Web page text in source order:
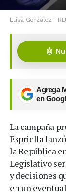
Luisa Gonzalez -
🤖
Agrega
en
La campaña
Espriella
la República
Legislativo
y decisiones
en un